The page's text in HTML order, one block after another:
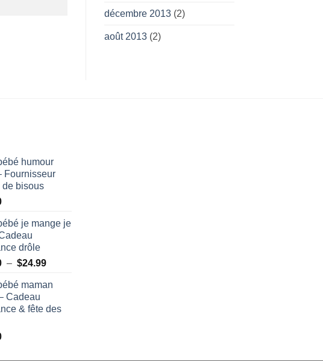
décembre 2013(2)
août 2013(2)
humour
Fournisseur
de bisous
je mange je
drôle
– $24.99Plage
prix :
à
maman
Cadeau
& fête des